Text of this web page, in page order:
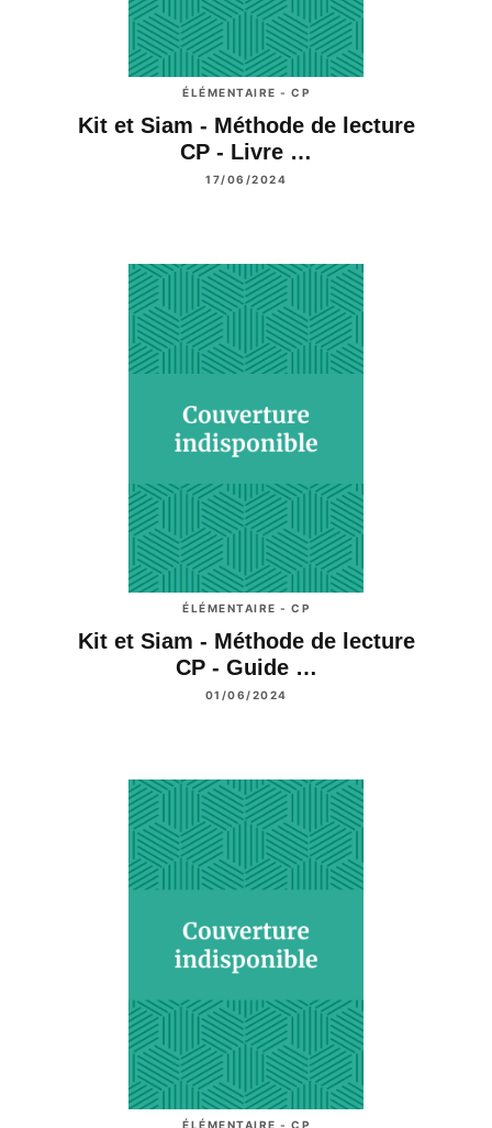
ÉLÉMENTAIRE - CP
Kit et Siam - Méthode de lecture
CP - Livre …
17/06/2024
ÉLÉMENTAIRE - CP
Kit et Siam - Méthode de lecture
CP - Guide …
01/06/2024
ÉLÉMENTAIRE - CP